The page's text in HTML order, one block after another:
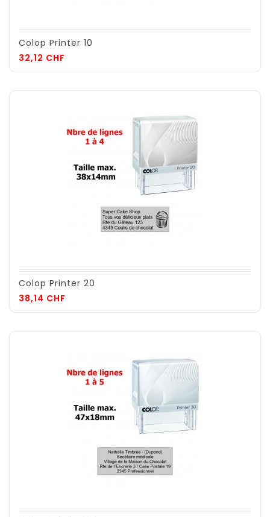
Colop Printer 10
32,12 CHF
Colop Printer 20
38,14 CHF